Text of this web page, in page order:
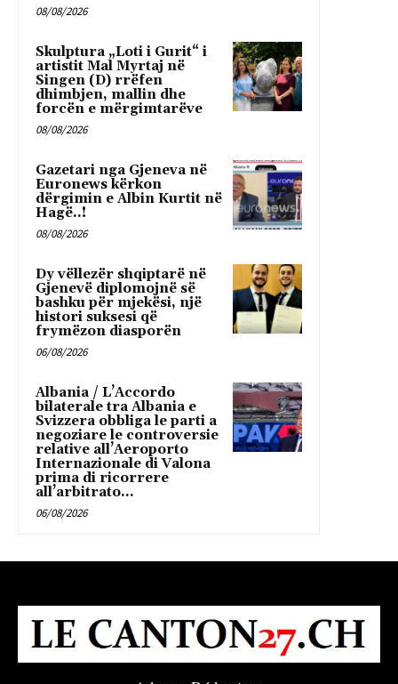
08/08/2026
Skulptura „Loti i Gurit“ i
artistit Mal Myrtaj në
Singen (D) rrëfen
dhimbjen, mallin dhe
forcën e mërgimtarëve
08/08/2026
Gazetari nga Gjeneva në
Euronews kërkon
dërgimin e Albin Kurtit në
Hagë..!
08/08/2026
Dy vëllezër shqiptarë në
Gjenevë diplomojnë së
bashku për mjekësi, një
histori suksesi që
frymëzon diasporën
06/08/2026
Albania / L’Accordo
bilaterale tra Albania e
Svizzera obbliga le parti a
negoziare le controversie
relative all’Aeroporto
Internazionale di Valona
prima di ricorrere
all’arbitrato...
06/08/2026